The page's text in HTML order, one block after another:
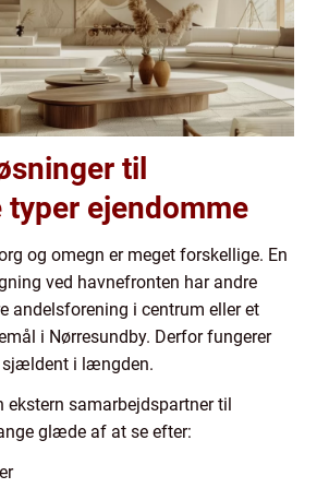
til
ejendomme
og omegn er meget forskellige. En
ved havnefronten har andre
andelsforening i centrum eller et
i Nørresundby. Derfor fungerer
sjældent i længden.
samarbejdspartner til
glæde af at se efter: